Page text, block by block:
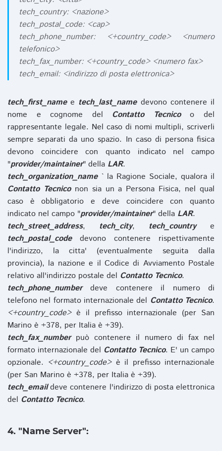
tech_country: <nazione>
tech_postal_code: <cap>
tech_phone_number: <+country_code> <numero
telefonico>
tech_fax_number: <+country_code> <numero fax>
tech_email: <indirizzo di posta elettronica>
tech_first_namee tech_last_namedevono contenere il
nome e cognome del Contatto Tecnicoo del
rappresentante legale. Nel caso di nomi multipli, scriverli
sempre separati da uno spazio. In caso di persona fisica
devono coincidere con quanto indicato nel campo
"provider/maintainer" della LAR.
tech_organization_name` la Ragione Sociale, qualora il
Contatto Tecniconon sia un a Persona Fisica, nel qual
caso è obbligatorio e deve coincidere con quanto
indicato nel campo "provider/maintainer" della LAR.
tech_street_address, tech_city, tech_countrye
tech_postal_codedevono contenere rispettivamente
l'indirizzo, la citta' (eventualmente seguita dalla
provincia), la nazione e il Codice di Avviamento Postale
relativo all'indirizzo postale del Contatto Tecnico.
tech_phone_numberdeve contenere il numero di
telefono nel formato internazionale del Contatto Tecnico.
<+country_code>è il prefisso internazionale (per San
Marino è +378, per Italia è +39).
tech_fax_numberpuò contenere il numero di fax nel
formato internazionale del Contatto Tecnico. E' un campo
opzionale. <+country_code>è il prefisso internazionale
(per San Marino è +378, per Italia è +39).
tech_emaildeve contenere l'indirizzo di posta elettronica
del Contatto Tecnico.
4. "Name Server":